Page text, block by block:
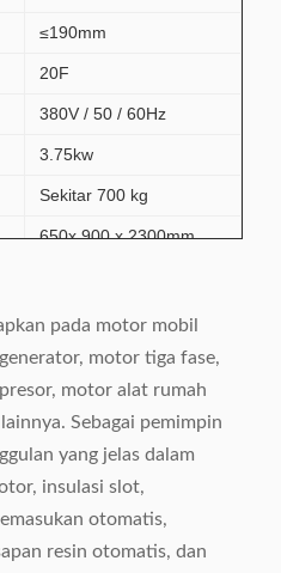
≤190mm
20F
380V / 50 / 60Hz
3.75kw
Sekitar 700 kg
650x 900 x 2300mm
pada motor mobil
motor tiga fase,
motor alat rumah
Sebagai pemimpin
yang jelas dalam
insulasi slot,
otomatis,
resin otomatis, dan